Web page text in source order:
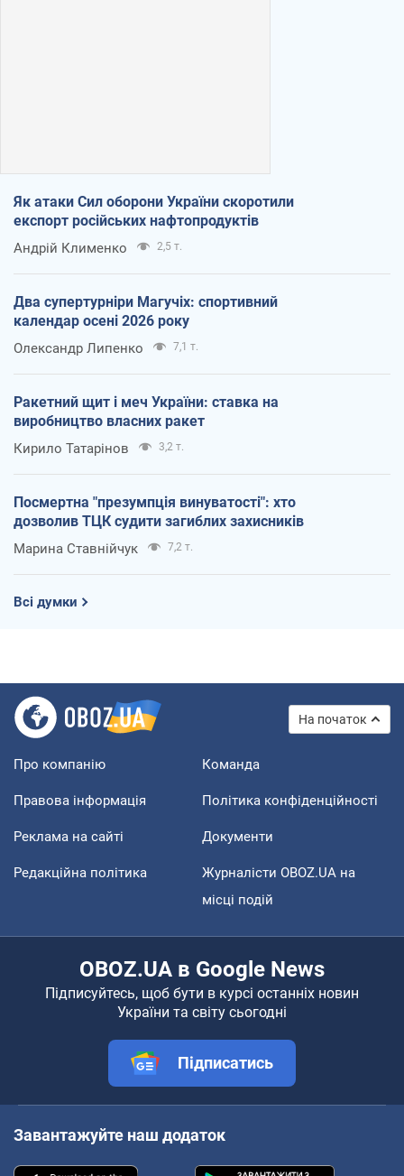
Як атаки Сил оборони України скоротили
експорт російських нафтопродуктів
Андрій Клименко 2,5 т.
Два супертурніри Магучіх: спортивний
календар осені 2026 року
Олександр Липенко 7,1 т.
Ракетний щит і меч України: ставка на
виробництво власних ракет
Кирило Татарінов 3,2 т.
Посмертна "презумпція винуватості": хто
дозволив ТЦК судити загиблих захисників
Марина Ставнійчук 7,2 т.
Всі думки
На початок
Про компанію Команда
Правова інформація Політика конфіденційності
Реклама на сайті Документи
Редакційна політика
Журналісти OBOZ.UA на
місці подій
OBOZ.UA в Google News
Підписуйтесь, щоб бути в курсі останніх новин
України та світу сьогодні
Підписатись
Завантажуйте наш додаток